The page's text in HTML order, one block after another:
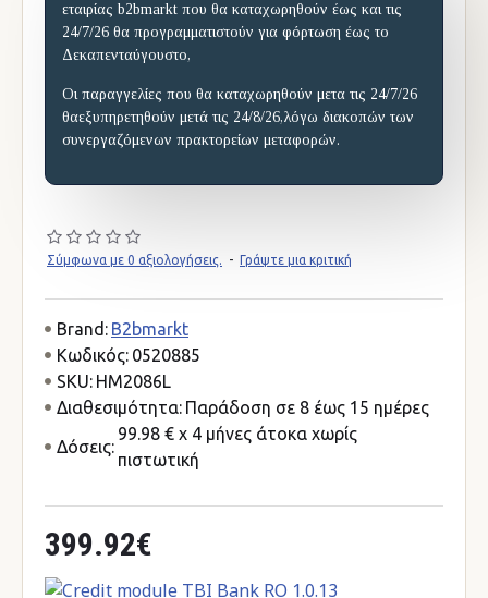
εταιρίας b2bmarkt που θα καταχωρηθούν έως και τις
24/7/26 θα προγραμματιστούν για φόρτωση έως το
Δεκαπενταύγουστο,
Οι παραγγελίες που θα καταχωρηθούν μετα τις 24/7/26
θαεξυπηρετηθούν μετά τις 24/8/26,λόγω διακοπών των
συνεργαζόμενων πρακτορείων μεταφορών.
Σύμφωνα με 0 αξιολογήσεις. - Γράψτε μια κριτική
399.92€
Brand: B2bmarkt
Κωδικός: 0520885
SKU: HM2086L
Διαθεσιμότητα: Παράδοση σε 8 έως 15 ημέρες
Δόσεις:
99.98 € x 4 μήνες άτοκα χωρίς
πιστωτική